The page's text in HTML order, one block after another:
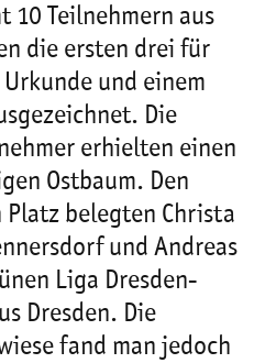
10 Teilnehmern aus
die ersten drei für
und einem
Die
erhielten einen
Ostbaum. Den
belegten Christa
und Andreas
Liga Dresden-
Dresden. Die
fand man jedoch